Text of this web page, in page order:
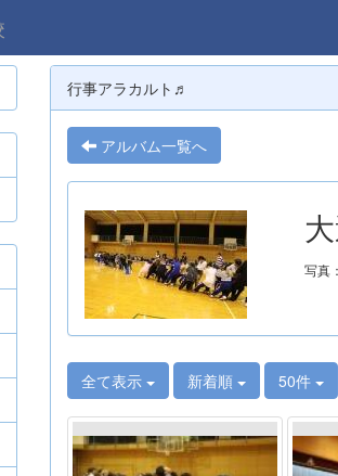
行事アラカルト♬
アルバム一覧へ
写真
全て表示 新着順 50件